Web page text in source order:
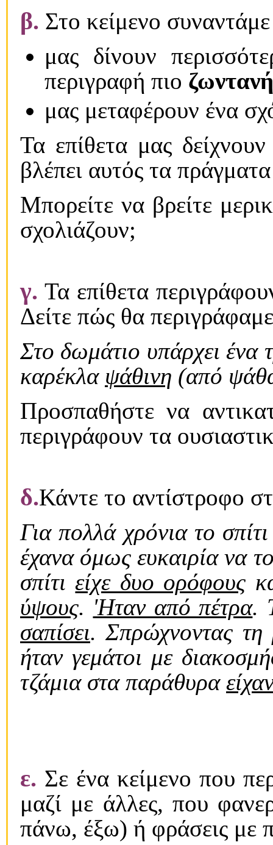
β. Στο κείμενο
μας δίνουν
περιγραφή πιο ζωντανή
μας μεταφέρουν ένα
Τα επίθετα μας
βλέπει αυτός τα
Μπορείτε να βρείτε
σχολιάζουν;
γ. Τα επίθετα
Δείτε πώς θα
Στο δωμάτιο υπάρχει ένα
καρέκλα ψάθινη (από
Προσπαθήστε να
περιγράφουν τα
δ.Κάντε το αντίστροφο
Για πολλά χρόνια το
έχανα όμως ευκαιρία να
σπίτιείχε δυο ορόφους
ύψους. 'Hταν από πέτρα.
σαπίσει. Σπρώχνοντας
ήταν γεμάτοι με
τζάμια στα παράθυρα
ε. Σε ένα κείμενο που
μαζί με άλλες, που
πάνω, έξω) ή φράσεις με